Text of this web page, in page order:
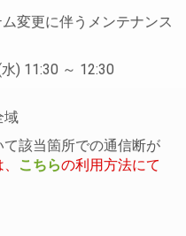
変更に伴うメンテナンス
) 11:30 ～ 12:30
域
該当箇所での通信断が
こちらの利用方法にて